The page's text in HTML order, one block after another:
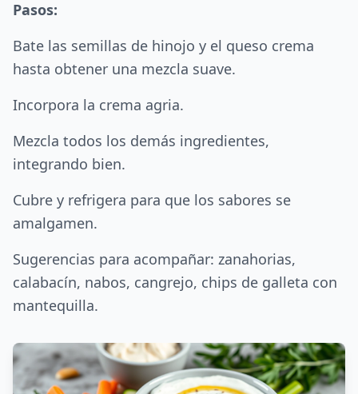
Pasos:
Bate las semillas de hinojo y el queso crema
hasta obtener una mezcla suave.
Incorpora la crema agria.
Mezcla todos los demás ingredientes,
integrando bien.
Cubre y refrigera para que los sabores se
amalgamen.
Sugerencias para acompañar: zanahorias,
calabacín, nabos, cangrejo, chips de galleta con
mantequilla.